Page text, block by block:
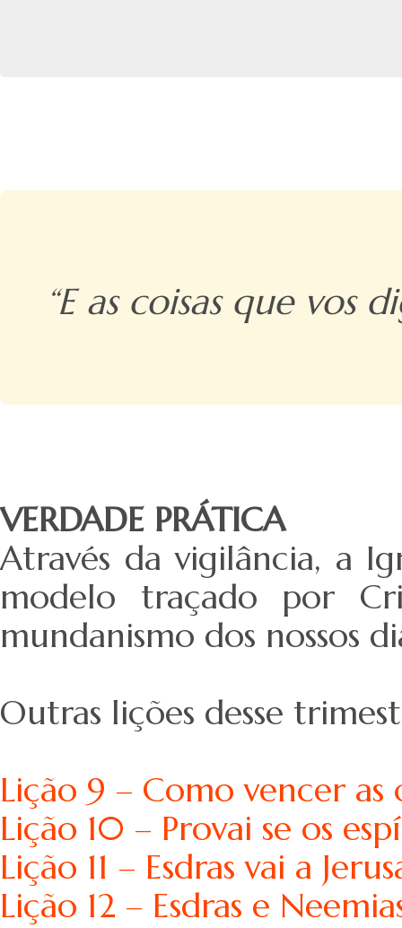
“E as coisas que vos
VERDADE PRÁTICA
Através da vigilância, a
modelo traçado por
mundanismo dos nossos
Outras lições desse
Lição 9 – Como vencer as
Lição 10 – Provai se os
Lição 11 – Esdras vai a
Lição 12 – Esdras e